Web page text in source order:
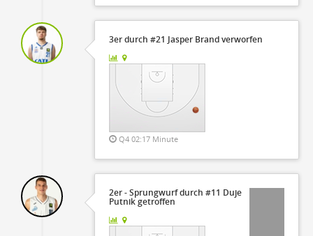
3er durch #21 Jasper Brand verworfen
Q4 02:17 Minute
2er - Sprungwurf durch #11 Duje
Putnik getroffen